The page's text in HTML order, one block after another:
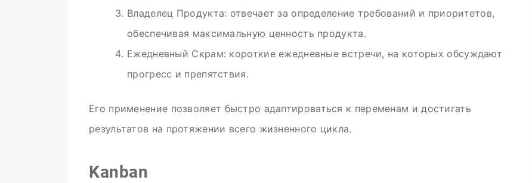
Владелец Продукта: отвечает за определение требований и приоритетов,
обеспечивая максимальную ценность продукта.
Ежедневный Скрам: короткие ежедневные встречи, на которых обсуждают
прогресс и препятствия.
Его применение позволяет быстро адаптироваться к переменам и достигать
результатов на протяжении всего жизненного цикла.
Kanban